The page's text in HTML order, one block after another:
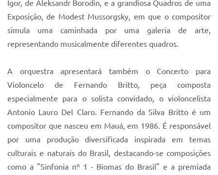
Igor, de Aleksandr Borodin, e a grandiosa Quadros de uma
Exposição, de Modest Mussorgsky, em que o compositor
simula uma caminhada por uma galeria de arte,
representando musicalmente diferentes quadros.
A orquestra apresentará também o Concerto para
Violoncelo de Fernando Britto, peça composta
especialmente para o solista convidado, o violoncelista
Antonio Lauro Del Claro. Fernando da Silva Britto é um
compositor que nasceu em Mauá, em 1986. É responsável
por uma produção diversificada inspirada em temas
culturais e naturais do Brasil, destacando-se composições
como a "Sinfonia nº 1 - Biomas do Brasil" e a premiada